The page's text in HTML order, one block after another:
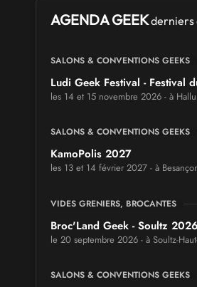
AGENDA GEEKderniers
SALONS & CONVENTIONS GEEKS
Ludi Geek Festival - Festival
les 14 et 15 novembre 2026 - à
SALONS & CONVENTIONS GEEKS
KamoPolis 2027
les 13 et 14 février 2027 - à
VIDES GRENIERS, BROCANTES
Broc'Land Geek - Soultz 2026
le 20 septembre 2026 - à Soultz-
SALONS & CONVENTIONS GEEKS